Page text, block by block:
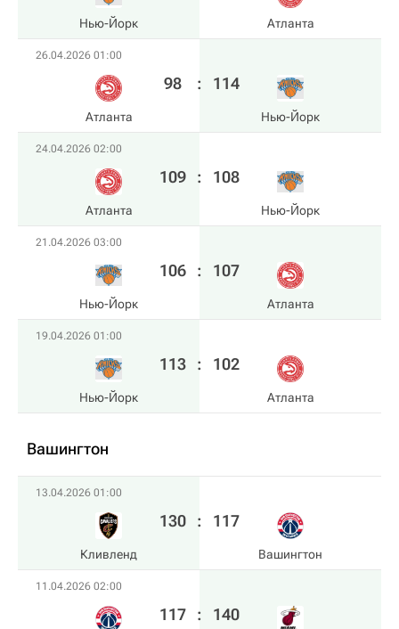
Нью-Йорк Атланта
26.04.2026 01:00
Атланта
98 : 114
Нью-Йорк
24.04.2026 02:00
Атланта
109 : 108
Нью-Йорк
21.04.2026 03:00
Нью-Йорк
106 : 107
Атланта
19.04.2026 01:00
Нью-Йорк
113 : 102
Атланта
Вашингтон
13.04.2026 01:00
Кливленд
130 : 117
Вашингтон
11.04.2026 02:00
117 : 140